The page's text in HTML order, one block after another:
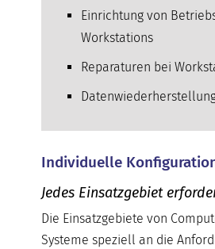
Einrichtung von
Workstations
Reparaturen bei
Individuelle
Jedes Einsatzgebiet
Die Einsatzgebiete von
Systeme speziell an die